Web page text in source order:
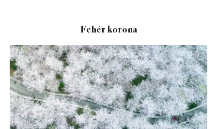
Fehér korona